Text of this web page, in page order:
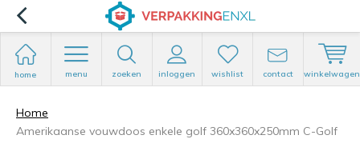
home menu zoeken inloggen wishlist contact winkelwagen
Home
Amerikaanse vouwdoos enkele golf 360x360x250mm C-Golf